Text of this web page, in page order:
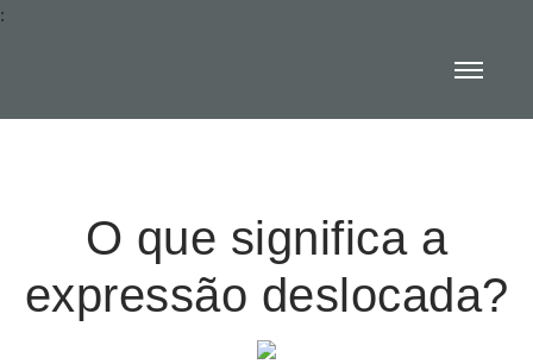
:
O que significa a
expressão deslocada?